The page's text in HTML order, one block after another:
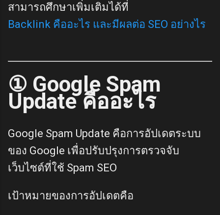
สามารถศึกษาเพิ่มเติมได้ที่
Backlink คืออะไร และมีผลต่อ SEO อย่างไร
① Google Spam
Update คืออะไร
Google Spam Update คือการอัปเดตระบบ
ของ Google เพื่อปรับปรุงการตรวจจับ
เว็บไซต์ที่ใช้ Spam SEO
เป้าหมายของการอัปเดตคือ